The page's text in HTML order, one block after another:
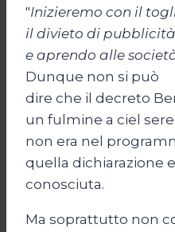
"Inizieremo con il
il divieto di
e aprendo alle
Dunque non si può
dire che il decreto
un fulmine a ciel
non era nel
quella dichiarazione
conosciuta.
Ma soprattutto non